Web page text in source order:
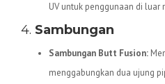
UV untuk penggunaan di luar
4. Sambungan
Sambungan Butt Fusion:
menggabungkan dua ujung